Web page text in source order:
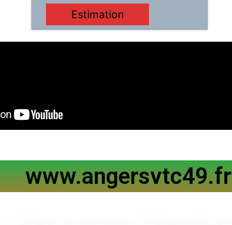
Estimation
www.angersvtc49.fr